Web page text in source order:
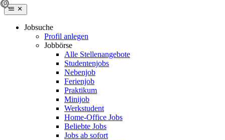
Jobsuche
Profil anlegen
Jobbörse
Alle Stellenangebote
Studentenjobs
Nebenjob
Ferienjob
Praktikum
Minijob
Werkstudent
Home-Office Jobs
Beliebte Jobs
Jobs ab sofort